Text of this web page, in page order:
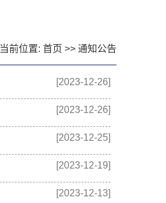
当前位置: 首页 >> 通知公告
[2023-12-26]
[2023-12-26]
[2023-12-25]
[2023-12-19]
[2023-12-13]